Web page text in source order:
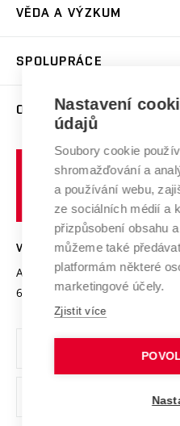
Sport na VUT
Brno
Dny otevřených dveří
Celoživotní vzdělávání
E-přihláška
Harmonogram akademického
Závěrečné práce
Doktorské studium
Zpracování osobních údajů
Sociální bezpečí
Studium bez bariér
Podpora podnikání
VĚDA A VÝZKUM
Mezinárodní vědecká rada
Systém zajišťování kvality
Výzkumné infrastruktury
Transfer znalostí
Open Science
Projekty
Projekty ze strukturálních
Specifický výzkum
SPOLUPRÁCE
Zahraniční spolupráce
Spolupráce se školami
Služby univerzity
Mezinárodní dohody
Univerzitní sítě
O UNIVERZITĚ
Profil univerzity
Udržitelná univerzita
Podnikavá univerzita /
Bezpečná univerzita
Vyznamenání
Organizační struktura
Ochrana osobních údajů
odkaz)
VYSOKÉ UČENÍ TECHNICKÉ V
Antonínská 548/1
602 00 Brno
Nastavení
údajů
Soubory cookie
shromažďování a
a používání webu,
ze sociálních médií a
přizpůsobení obsahu
můžeme také
platformám některé
marketingové účely.
Zjistit více